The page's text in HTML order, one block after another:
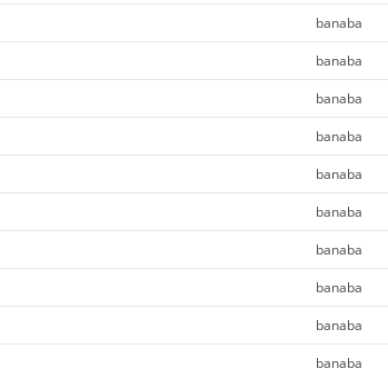
banaba
banaba
banaba
banaba
banaba
banaba
banaba
banaba
banaba
banaba